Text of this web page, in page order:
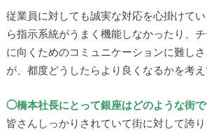
従業員に対しても誠実な対応を心掛けて
ら指示系統がうまく機能しなかったり、
に向くためのコミュニケーションに難し
が、都度どうしたらより良くなるかを考え
◯橋本社長にとって銀座はどのような街で
皆さんしっかりされていて街に対して誇り